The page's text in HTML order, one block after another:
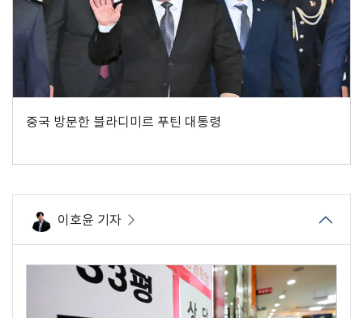
중국 방문한 블라디미르 푸틴 대통령
이호윤 기자